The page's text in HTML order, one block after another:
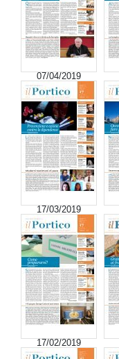
07/04/2019
17/03/2019
17/02/2019